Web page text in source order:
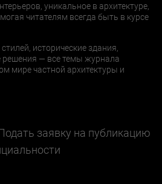
уникальное в архитектуре,
читателям всегда быть в курсе
исторические здания,
решения — все темы журнала
мире частной архитектуры и
заявку на публикацию